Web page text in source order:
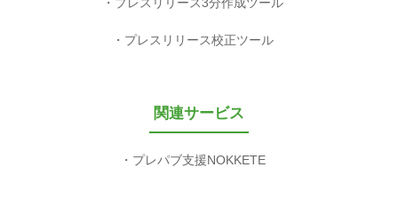
プレスリリース校正ツール
関連サービス
プレパブ支援NOKKETE